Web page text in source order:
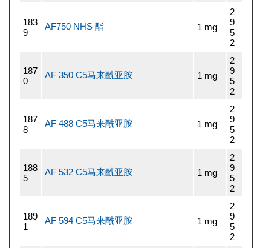
183
9
AF750 NHS 酯 1 mg
2
9
5
2
187
0
AF 350 C5马来酰亚胺 1 mg
2
9
5
2
187
8
AF 488 C5马来酰亚胺 1 mg
2
9
5
2
188
5
AF 532 C5马来酰亚胺 1 mg
2
9
5
2
189
1
AF 594 C5马来酰亚胺 1 mg
2
9
5
2